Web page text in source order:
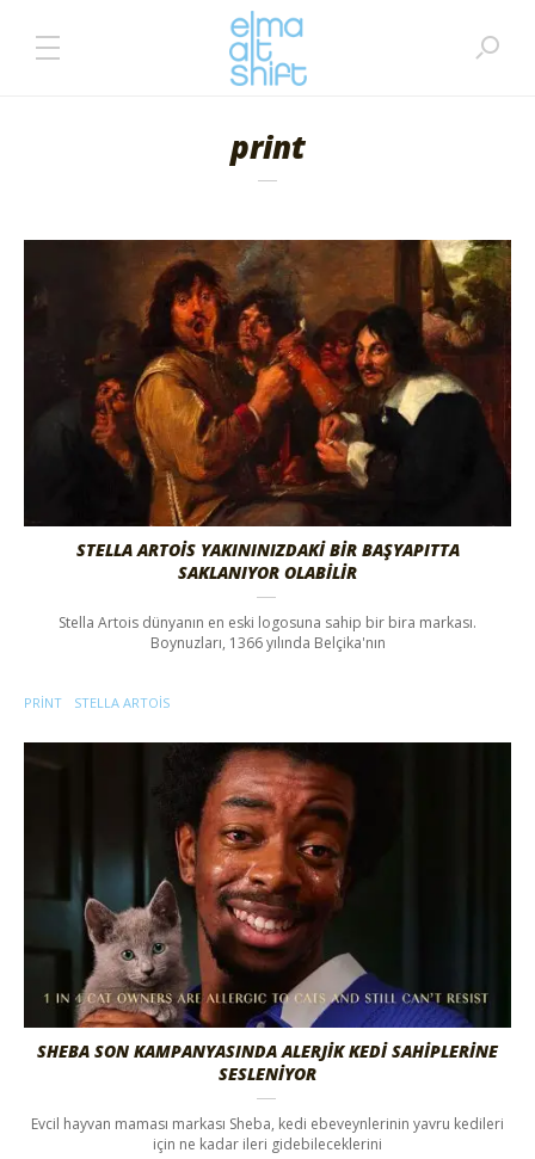
print
STELLA ARTOIS YAKININIZDAKI BIR BAŞYAPITTA
SAKLANIYOR OLABILIR
Stella Artois dünyanın en eski logosuna sahip bir bira markası.
Boynuzları, 1366 yılında Belçika'nın
PRINT STELLA ARTOIS
SHEBA SON KAMPANYASINDA ALERJIK KEDI SAHIPLERINE
SESLENIYOR
Evcil hayvan maması markası Sheba, kedi ebeveynlerinin yavru kedileri
için ne kadar ileri gidebileceklerini